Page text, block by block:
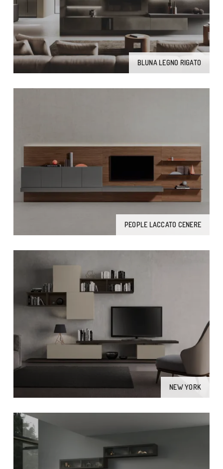
BLUNA LEGNO RIGATO
PEOPLE LACCATO CENERE
NEW YORK